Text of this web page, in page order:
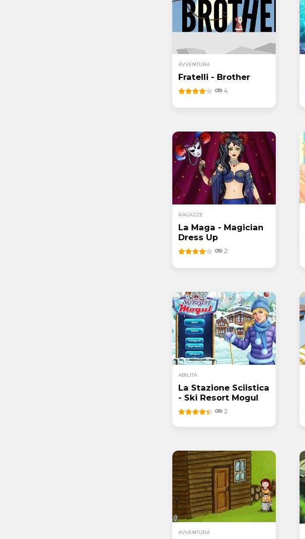
AVVENTURA
Fratelli - Brother
4
RAGAZZE
La Maga - Magician
Dress Up
2
ABILITÀ
La Stazione Sciistica
- Ski Resort Mogul
2
AVVENTURA